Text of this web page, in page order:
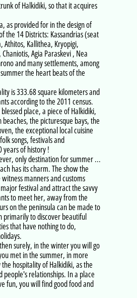
of Halkidiki, so that it acquires
as provided for in the design of
the 14 Districts: Kassandrias (seat
Athitos, Kallithea, Kryopigi,
Agia Paraskevi , Nea
and many settlements, among
the heart beats of the
is 333.68 square kilometers and
according to the 2011 census.
place, a piece of Halkidiki,
the picturesque bays, the
the exceptional local cuisine
songs, festivals and
years of history !
only destination for summer ...
has its charm. The show the
manners and customs
festival and attract the savvy
to meet her, away from the
on the peninsula can be made to
primarily to discover beautiful
that have nothing to do,
surely, in the winter you will go
met in the summer, in more
hospitality of Halkidiki, as the
people's relationships. In a place
fun, you will find good food and